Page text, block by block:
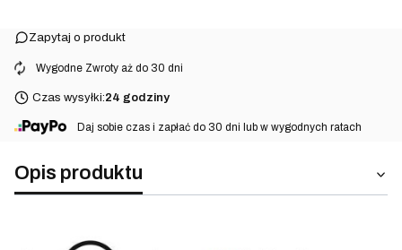
Zapytaj o produkt
⠀Wygodne Zwroty aż do 30 dni
Czas wysyłki:24 godziny
⠀Daj sobie czas i zapłać do 30 dni lub w wygodnych ratach
Opis produktu